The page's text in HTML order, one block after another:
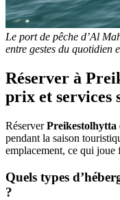
Le port de pêche d’Al
entre gestes du quotidien
Réserver à
prix et services
RéserverPreikestolhytta
pendant la saison
emplacement, ce qui joue
Quels types
?